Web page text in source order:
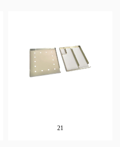
21